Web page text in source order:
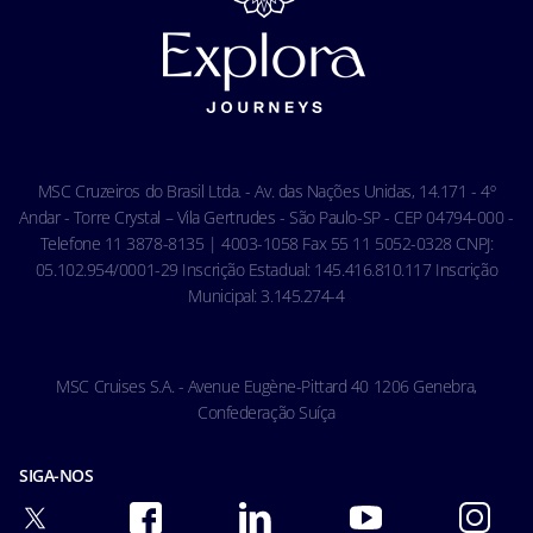
Aviso de privacidade de reconhecimento facial
Ocean Cay MSC Marine Reserve
Termos e Condições Gerais - Agência
Termos e Condições Gerais - Online
Condições Gerais do Seguro Viagem
Carta de Direitos dos Passageiros
Condições gerais de transporte
MSC Cruzeiros do Brasil Ltda. - Av. das Nações Unidas, 14.171 - 4º
Andar - Torre Crystal – Vila Gertrudes - São Paulo-SP - CEP 04794-000 -
Telefone 11 3878-8135 | 4003-1058 Fax 55 11 5052-0328 CNPJ:
05.102.954/0001-29 Inscrição Estadual: 145.416.810.117 Inscrição
Municipal: 3.145.274-4
MSC Cruises S.A. - Avenue Eugène-Pittard 40 1206 Genebra,
Confederação Suíça
SIGA-NOS